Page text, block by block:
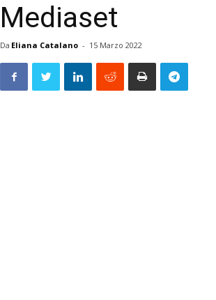
Mediaset
Da Eliana Catalano - 15 Marzo 2022